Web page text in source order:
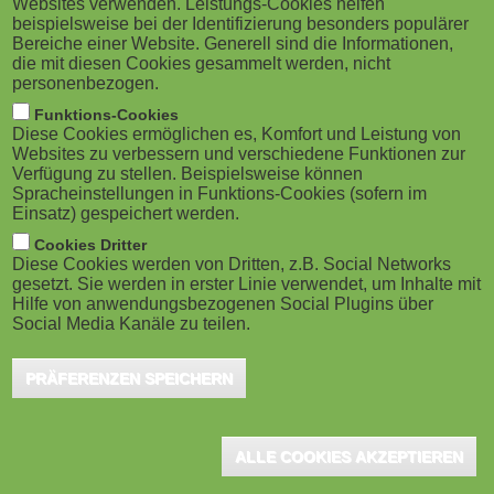
M
o
b
i
l
e
)
g
a
o
n
Zusammenhang mit einer möglichen Straftat
nimmt heutzutage einen zentralen Bestandteil der
Fallarbeit ein. Diese kann mithilfe von OSINT
Maßnahmen unterstützt und vervollständigt werden.
Durch die sich permanent verändernden
Rahmenbedingungen bei der
Informationsbeschaffung, müssen die
Anwender*innen in der Lage sein, sich anzupassen
und eigenständig entstehende Probleme zu lösen.
Die Recherche nach möglichen Spuren – z.B. Analyse eines
können mithilfe von forensischen Analysewerkzeugen unterstützt
Websites verwenden. Leistungs-Cookies helfen
beispielsweise bei der Identifizierung besonders populärer
Bereiche einer Website. Generell sind die Informationen,
die mit diesen Cookies gesammelt werden, nicht
personenbezogen.
Funktions-Cookies
Diese Cookies ermöglichen es, Komfort und Leistung von
Websites zu verbessern und verschiedene Funktionen zur
Verfügung zu stellen. Beispielsweise können
Spracheinstellungen in Funktions-Cookies (sofern im
Einsatz) gespeichert werden.
Cookies Dritter
Diese Cookies werden von Dritten, z.B. Social Networks
gesetzt. Sie werden in erster Linie verwendet, um Inhalte mit
Hilfe von anwendungsbezogenen Social Plugins über
Social Media Kanäle zu teilen.
PRÄFERENZEN SPEICHERN
ALLE COOKIES AKZEPTIEREN